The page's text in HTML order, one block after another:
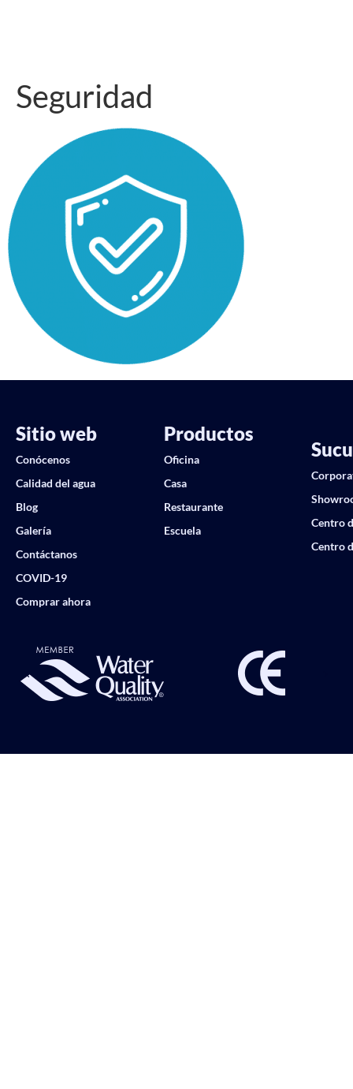
Seguridad
Sitio web
Conócenos
Calidad del agua
Blog
Galería
Contáctanos
COVID-19
Comprar ahora
Productos
Oficina
Casa
Restaurante
Escuela
Centro
Centro